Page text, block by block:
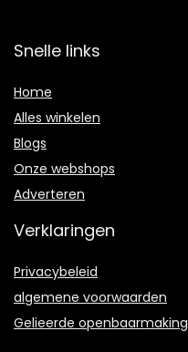
Snelle links
Home
Alles winkelen
Blogs
Onze webshops
Adverteren
Verklaringen
Privacybeleid
algemene voorwaarden
Gelieerde openbaarmaking